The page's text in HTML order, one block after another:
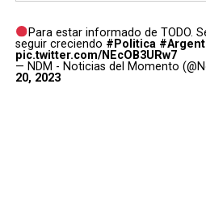
Para estar informado de TODO.
seguir creciendo #Politica
pic.twitter.com/NEcOB3URw7
— NDM - Noticias del Momento
20, 2023